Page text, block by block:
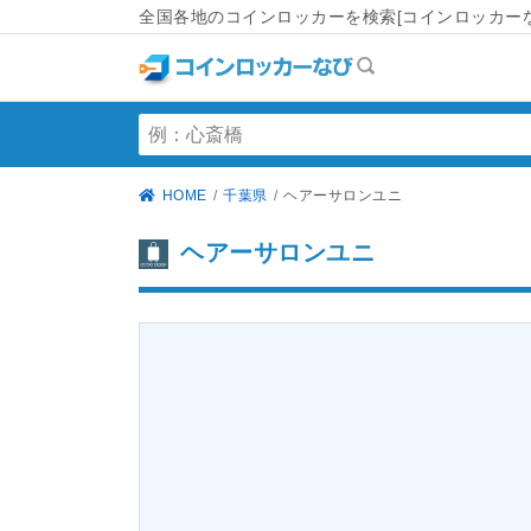
全国各地のコインロッカーを検索[コインロッカー
HOME 千葉県 ヘアーサロンユニ
ヘアーサロンユニ